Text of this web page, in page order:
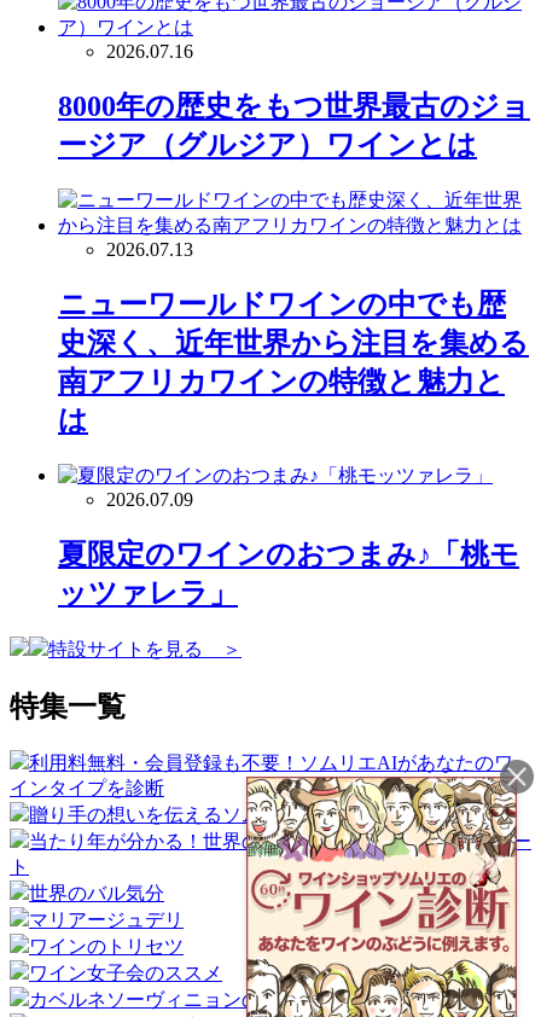
2026.07.16
8000年の歴史をもつ世界最古のジョ
ージア（グルジア）ワインとは
2026.07.13
ニューワールドワインの中でも歴
史深く、近年世界から注目を集める
南アフリカワインの特徴と魅力と
は
2026.07.09
夏限定のワインのおつまみ♪「桃モ
ッツァレラ」
特設サイトを見る ＞
特集一覧
利用料無料・会員登録も不要！ソムリエAIがあなたのワ
インタイプを診断
贈り手の想いを伝えるソムリエギフト
当たり年が分かる！世界のワイン産地ヴィンテージチャー
ト
世界のバル気分
マリアージュデリ
ワインのトリセツ
ワイン女子会のススメ
カベルネソーヴィニョンの魅力